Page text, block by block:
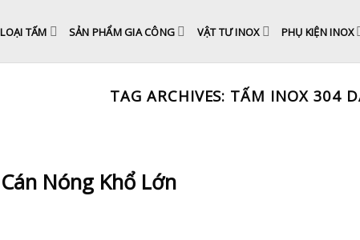
TẤM SẢN PHẨM GIA CÔNG VẬT TƯ INOX PHỤ KIỆN INOX
TAG ARCHIVES: TẤM INOX 304
Nóng Khổ Lớn